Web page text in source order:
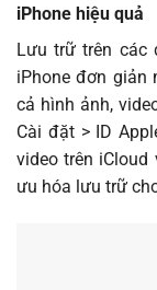
iPhone hiệu quả
Lưu trữ trên các
iPhone đơn giản
cả hình ảnh,
Cài đặt > ID
video trên
ưu hóa lưu trữ